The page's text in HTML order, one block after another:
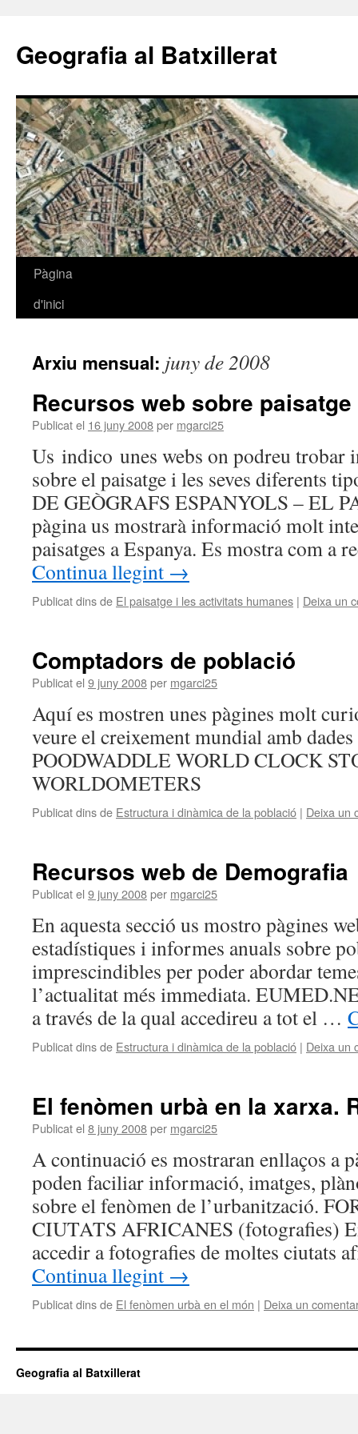
Geografia al Batxillerat
Vés
Pàgina
d'inici
Arxiu mensual: juny de 2008
Recursos web sobre paisatge
Publicat el 16 juny 2008per mgarci25
Us indico unes webs on podreu trobar
sobre el paisatge i les seves diferents
DE GEÒGRAFS ESPANYOLS – EL
pàgina us mostrarà informació molt
paisatges a Espanya. Es mostra com a
Continua llegint →
Publicat dins de El paisatge i les activitats humanes | Deixa un
Comptadors de població
Publicat el 9 juny 2008per mgarci25
Aquí es mostren unes pàgines molt
veure el creixement mundial amb dades
POODWADDLE WORLD CLOCK
WORLDOMETERS
Publicat dins de Estructura i dinàmica de la població | Deixa un
Recursos web de Demografia
Publicat el 9 juny 2008per mgarci25
En aquesta secció us mostro pàgines
estadístiques i informes anuals sobre
imprescindibles per poder abordar
l’actualitat més immediata.
a través de la qual accedireu a tot el …
Publicat dins de Estructura i dinàmica de la població | Deixa un
El fenòmen urbà en la xarxa.
Publicat el 8 juny 2008per mgarci25
A continuació es mostraran enllaços a
poden faciliar informació, imatges,
sobre el fenòmen de l’urbanització.
CIUTATS AFRICANES (fotografies)
accedir a fotografies de moltes ciutats
Continua llegint →
Publicat dins de El fenòmen urbà en el món | Deixa un
Geografia al Batxillerat